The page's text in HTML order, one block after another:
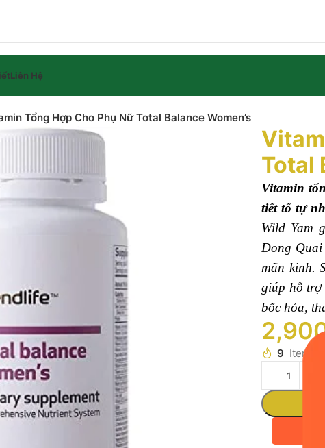
Liên Hệ
Tổng Hợp Cho Phụ Nữ Total Balance Women’s
Total
Vitamin
tiết tố tự
Wild Yam
Dong
mãn kinh.
giúp hỗ trợ
bốc hỏa,
9 Items
tặng 1 khi mua sản phẩm Kem trị chàm vảy nến – Lozivate MF. Nhập mãLOZI